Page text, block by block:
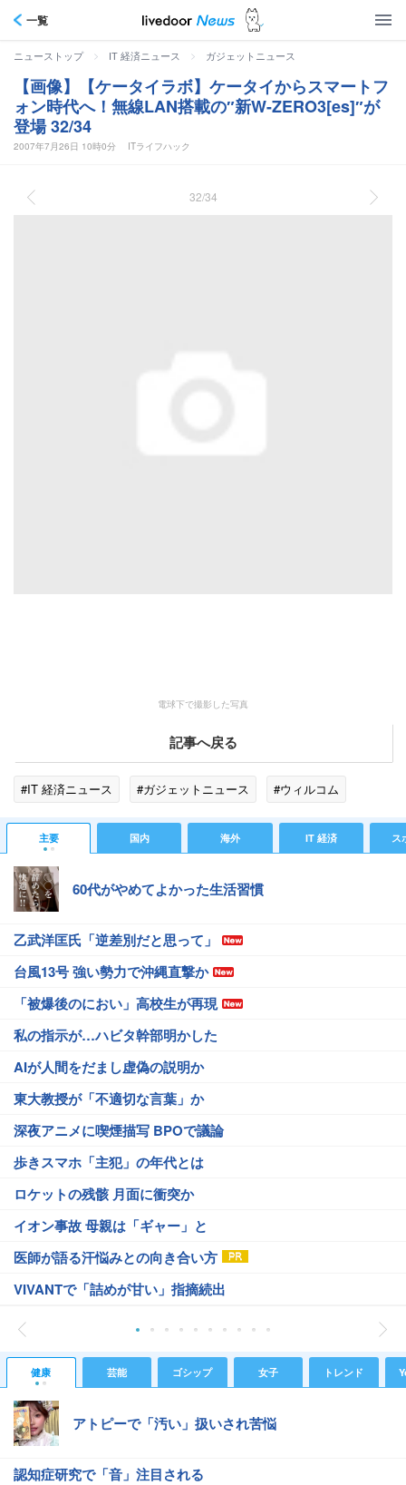
一覧
ニューストップ > IT 経済ニュース > ガジェットニュース
【画像】【ケータイラボ】ケータイからスマートフ
ォン時代へ！無線LAN搭載の″新W-ZERO3[es]″が
登場 32/34
2007年7月26日 10時0分 ITライフハック
32/34
電球下で撮影した写真
記事へ戻る
#IT 経済ニュース #ガジェットニュース #ウィルコム
主要 国内 海外 IT 経済 ス
60代がやめてよかった生活習慣
乙武洋匡氏「逆差別だと思って」
台風13号 強い勢力で沖縄直撃か
「被爆後のにおい」高校生が再現
私の指示が…ハビタ幹部明かした
AIが人間をだまし虚偽の説明か
東大教授が「不適切な言葉」か
深夜アニメに喫煙描写 BPOで議論
歩きスマホ「主犯」の年代とは
ロケットの残骸 月面に衝突か
イオン事故 母親は「ギャー」と
医師が語る汗悩みとの向き合い方
VIVANTで「詰めが甘い」指摘続出
健康 芸能 ゴシップ 女子 トレンド
アトピーで「汚い」扱いされ苦悩
認知症研究で「音」注目される